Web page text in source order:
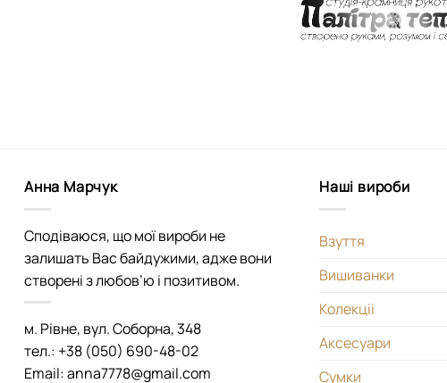
Анна Марчук
Сподіваюся, що мої вироби не
залишать Вас байдужими, адже вони
створені з любов’ю і позитивом.
м. Рівне, вул. Соборна, 348
тел.: +38 (050) 690-48-02
Email: anna7778@gmail.com
Наші вироби
Взуття
Вишиванки
Колекціі
Аксесуари
Сумки